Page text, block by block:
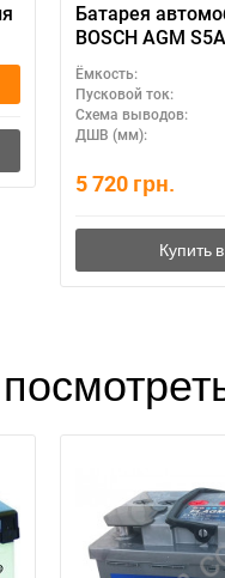
Батарея
BOSCH AGM
полярность R+ –
AGM
Ёмкость:
Пусковой ток:
Схема выводов:
ДШВ (мм):
5 720 грн.